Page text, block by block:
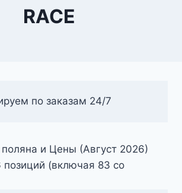
RACE
по заказам 24/7
и Цены (Август 2026)
(включая 83 со